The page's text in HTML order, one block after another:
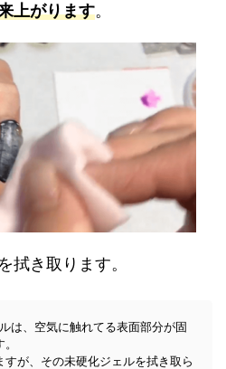
上がります。
拭き取ります。
は、空気に触れてる表面部分が固
すが、その未硬化ジェルを拭き取ら